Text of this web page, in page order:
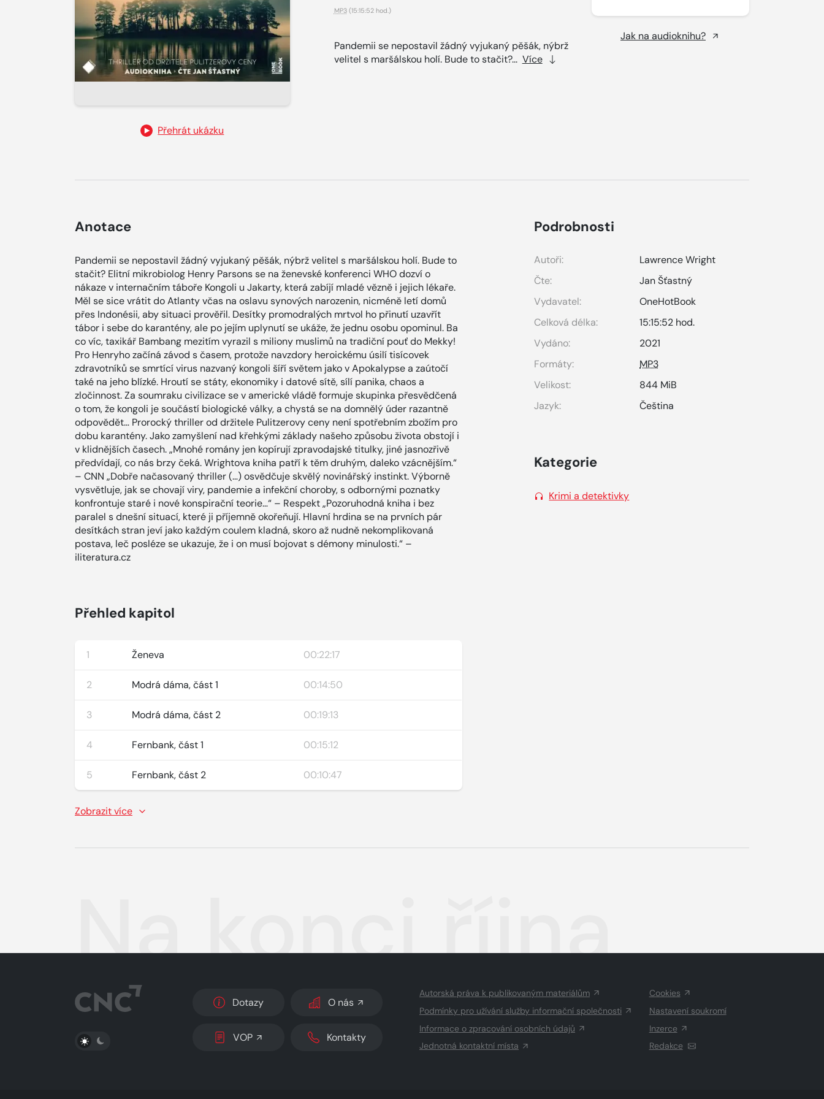
Přehrát ukázku
MP3(15:15:52 hod.)
Pandemii se nepostavil žádný vyjukaný pěšák, nýbrž
velitel s maršálskou holí. Bude to stačit?... Více
Jak na audioknihu?
Anotace
Pandemii se nepostavil žádný vyjukaný pěšák, nýbrž velitel s maršálskou holí. Bude to
stačit? Elitní mikrobiolog Henry Parsons se na ženevské konferenci WHO dozví o
nákaze v internačním táboře Kongoli u Jakarty, která zabíjí mladé vězně i jejich lékaře.
Měl se sice vrátit do Atlanty včas na oslavu synových narozenin, nicméně letí domů
přes Indonésii, aby situaci prověřil. Desítky promodralých mrtvol ho přinutí uzavřít
tábor i sebe do karantény, ale po jejím uplynutí se ukáže, že jednu osobu opominul. Ba
co víc, taxikář Bambang mezitím vyrazil s miliony muslimů na tradiční pouť do Mekky!
Pro Henryho začíná závod s časem, protože navzdory heroickému úsilí tisícovek
zdravotníků se smrtící virus nazvaný kongoli šíří světem jako v Apokalypse a zaútočí
také na jeho blízké. Hroutí se státy, ekonomiky i datové sítě, sílí panika, chaos a
zločinnost. Za soumraku civilizace se v americké vládě formuje skupinka přesvědčená
o tom, že kongoli je součástí biologické války, a chystá se na domnělý úder razantně
odpovědět… Prorocký thriller od držitele Pulitzerovy ceny není spotřebním zbožím pro
dobu karantény. Jako zamyšlení nad křehkými základy našeho způsobu života obstojí i
v klidnějších časech. „Mnohé romány jen kopírují zpravodajské titulky, jiné jasnozřivě
předvídají, co nás brzy čeká. Wrightova kniha patří k těm druhým, daleko vzácnějším.“
– CNN „Dobře načasovaný thriller (…) osvědčuje skvělý novinářský instinkt. Výborně
vysvětluje, jak se chovají viry, pandemie a infekční choroby, s odbornými poznatky
konfrontuje staré i nové konspirační teorie…“ – Respekt „Pozoruhodná kniha i bez
paralel s dnešní situací, které ji příjemně okořeňují. Hlavní hrdina se na prvních pár
desítkách stran jeví jako každým coulem kladná, skoro až nudně nekomplikovaná
postava, leč posléze se ukazuje, že i on musí bojovat s démony minulosti.“ –
iliteratura.cz
Přehled kapitol
1 Ženeva 00:22:17
2 Modrá dáma, část 1 00:14:50
3 Modrá dáma, část 2 00:19:13
4 Fernbank, část 1 00:15:12
5 Fernbank, část 2 00:10:47
Zobrazit více
Podrobnosti
Autoři:
Lawrence Wright
Čte:
Jan Šťastný
Vydavatel:
OneHotBook
Celková délka:
15:15:52 hod.
Vydáno:
2021
Formáty:
MP3
Velikost:
844 MiB
Jazyk:
Čeština
Kategorie
Krimi a detektivky
Na konci října
PŘEPNOUT SVĚTLÝ/TMAVÝ REŽIM
Dotazy O nás
VOP Kontakty
Autorská práva k publikovaným materiálům
Podmínky pro užívání služby informační společnosti
Informace o zpracování osobních údajů
Jednotná kontaktní místa
Cookies
Nastavení soukromí
Inzerce
Redakce